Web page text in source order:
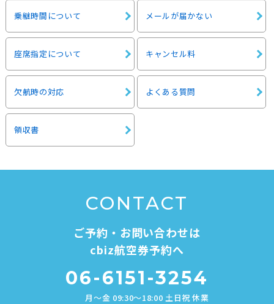
乗継時間について メールが届かない
座席指定について キャンセル料
欠航時の対応 よくある質問
領収書
CONTACT
ご予約・お問い合わせは
cbiz航空券予約へ
06-6151-3254
月～金 09:30～18:00 土日祝 休業